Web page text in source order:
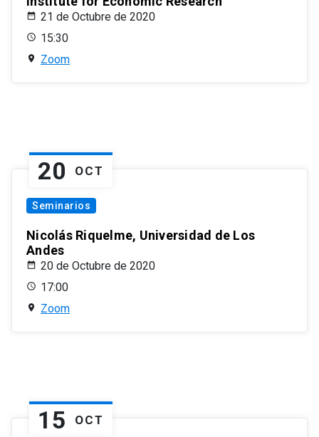
21 de Octubre de 2020
15:30
Zoom
20 OCT
Seminarios
Nicolás Riquelme, Universidad de Los
Andes
20 de Octubre de 2020
17:00
Zoom
15 OCT